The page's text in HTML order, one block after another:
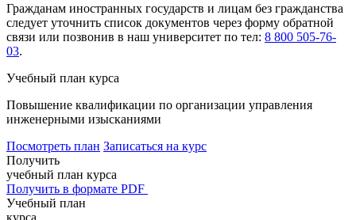
Гражданам иностранных государств и лицам без гражданства
следует уточнить список документов через форму обратной
связи или позвонив в наш университет по тел: 8 800 505-76-
03.
Учебный план курса
Повышение квалификации по организации управления
инженерными изысканиями
Посмотреть план Записаться на курс
Получить
учебный план курса
Получить в формате PDF
Учебный план
курса